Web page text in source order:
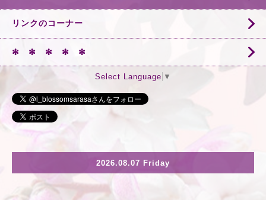
リンクのコーナー
✻ ✻ ✻ ✻ ✻
Select Language ▼
2026.08.07 Friday